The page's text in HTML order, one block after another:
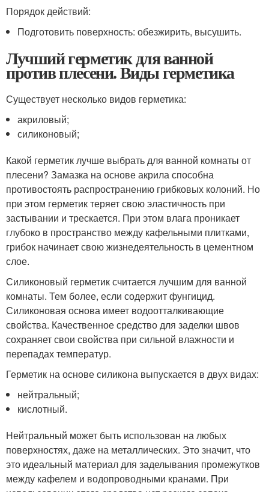
Порядок действий:
Подготовить поверхность: обезжирить, высушить.
Лучший герметик для ванной
против плесени. Виды герметика
Существует несколько видов герметика:
акриловый;
силиконовый;
Какой герметик лучше выбрать для ванной комнаты от
плесени? Замазка на основе акрила способна
противостоять распространению грибковых колоний. Но
при этом герметик теряет свою эластичность при
застывании и трескается. При этом влага проникает
глубоко в пространство между кафельными плитками,
грибок начинает свою жизнедеятельность в цементном
слое.
Силиконовый герметик считается лучшим для ванной
комнаты. Тем более, если содержит фунгицид.
Силиконовая основа имеет водоотталкивающие
свойства. Качественное средство для заделки швов
сохраняет свои свойства при сильной влажности и
перепадах температур.
Герметик на основе силикона выпускается в двух видах:
нейтральный;
кислотный.
Нейтральный может быть использован на любых
поверхностях, даже на металлических. Это значит, что
это идеальный материал для заделывания промежутков
между кафелем и водопроводными кранами. При